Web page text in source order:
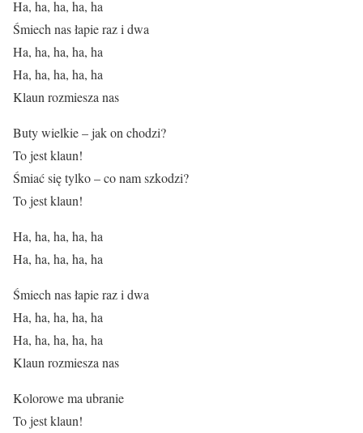
Ha, ha, ha, ha, ha
Śmiech nas łapie raz i dwa
Ha, ha, ha, ha, ha
Ha, ha, ha, ha, ha
Klaun rozmiesza nas
Buty wielkie – jak on chodzi?
To jest klaun!
Śmiać się tylko – co nam szkodzi?
To jest klaun!
Ha, ha, ha, ha, ha
Ha, ha, ha, ha, ha
Śmiech nas łapie raz i dwa
Ha, ha, ha, ha, ha
Ha, ha, ha, ha, ha
Klaun rozmiesza nas
Kolorowe ma ubranie
To jest klaun!